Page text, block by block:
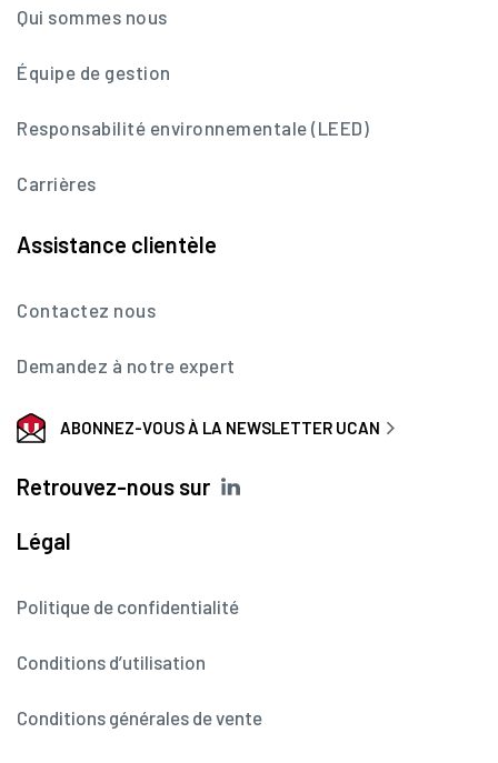
Qui sommes nous
Équipe de gestion
Responsabilité environnementale (LEED)
Carrières
Assistance clientèle
Contactez nous
Demandez à notre expert
ABONNEZ-VOUS À LA NEWSLETTER UCAN
Retrouvez-nous sur
Légal
Politique de confidentialité
Conditions d’utilisation
Conditions générales de vente